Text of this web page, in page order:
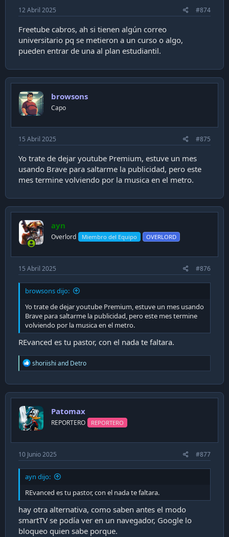
12 Abril 2025 #874
Freetube cabros, ah si tienen algún correo
universitario pq se metieron a un curso o algo,
pueden entrar de una al plan estudiantil.
browsons
Capo
15 Abril 2025 #875
Yo trate de dejar youtube Premium, estuve un mes
usando Brave para saltarme la publicidad, pero este
mes termine volviendo por la musica en el metro.
ayn
Overlord Miembro del Equipo OVERLORD
15 Abril 2025 #876
browsons dijo:
Yo trate de dejar youtube Premium, estuve un mes usando
Brave para saltarme la publicidad, pero este mes termine
volviendo por la musica en el metro.
REvanced es tu pastor, con el nada te faltara.
R
e
c
t
o
n
s
shoriishi and Detro
Patomax
REPORTERO REPORTERO
10 Junio 2025 #877
ayn dijo:
REvanced es tu pastor, con el nada te faltara.
hay otra alternativa, como saben antes el modo
smartTV se podía ver en un navegador, Google lo
bloqueo quien sabe porque.